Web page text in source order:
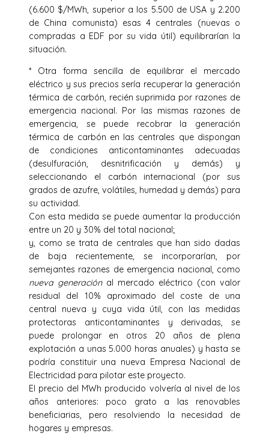
(6.600 $/MWh, superior a los 5.500 de USA y 2.200
de China comunista) esas 4 centrales (nuevas o
compradas a EDF por su vida útil) equilibrarían la
situación.
* Otra forma sencilla de equilibrar el mercado
eléctrico y sus precios sería recuperar la generación
térmica de carbón, recién suprimida por razones de
emergencia nacional. Por las mismas razones de
emergencia, se puede recobrar la generación
térmica de carbón en las centrales que dispongan
de condiciones anticontaminantes adecuadas
(desulfuración, desnitrificación y demás) y
seleccionando el carbón internacional (por sus
grados de azufre, volátiles, humedad y demás) para
su actividad.
Con esta medida se puede aumentar la producción
entre un 20 y 30% del total nacional;
y, como se trata de centrales que han sido dadas
de baja recientemente, se incorporarían, por
semejantes razones de emergencia nacional, como
nueva generaciónal mercado eléctrico (con valor
residual del 10% aproximado del coste de una
central nueva y cuya vida útil, con las medidas
protectoras anticontaminantes y derivadas, se
puede prolongar en otros 20 años de plena
explotación a unas 5.000 horas anuales) y hasta se
podría constituir una nueva Empresa Nacional de
Electricidad para pilotar este proyecto.
El precio del MWh producido volvería al nivel de los
años anteriores: poco grato a las renovables
beneficiarias, pero resolviendo la necesidad de
hogares y empresas.